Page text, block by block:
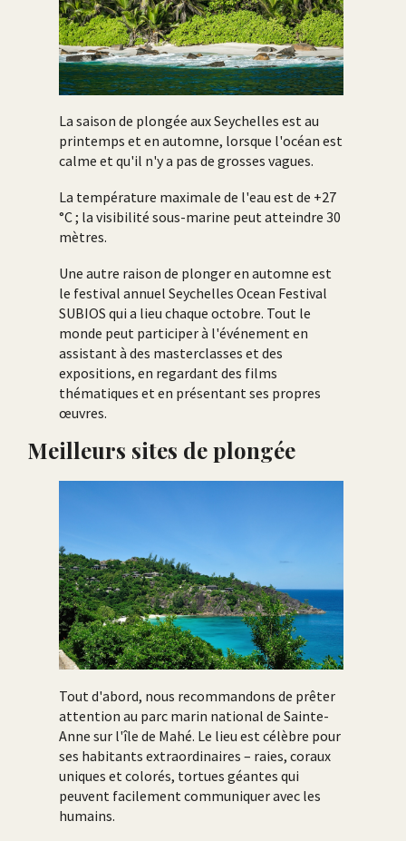
La saison de plongée aux Seychelles est au
printemps et en automne, lorsque l'océan est
calme et qu'il n'y a pas de grosses vagues.
La température maximale de l'eau est de +27
°C ; la visibilité sous-marine peut atteindre 30
mètres.
Une autre raison de plonger en automne est
le festival annuel Seychelles Ocean Festival
SUBIOS qui a lieu chaque octobre. Tout le
monde peut participer à l'événement en
assistant à des masterclasses et des
expositions, en regardant des films
thématiques et en présentant ses propres
œuvres.
Meilleurs sites de plongée
Tout d'abord, nous recommandons de prêter
attention au parc marin national de Sainte-
Anne sur l'île de Mahé. Le lieu est célèbre pour
ses habitants extraordinaires – raies, coraux
uniques et colorés, tortues géantes qui
peuvent facilement communiquer avec les
humains.